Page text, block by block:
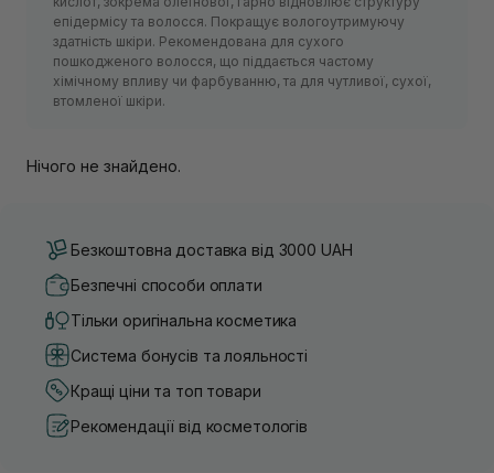
епідермісу та волосся. Покращує вологоутримуючу
здатність шкіри. Рекомендована для сухого
пошкодженого волосся, що піддається частому
хімічному впливу чи фарбуванню, та для чутливої, сухої,
втомленої шкіри.
Нічого не знайдено.
Безкоштовна доставка від 3000 UAH
Безпечні способи оплати
Тільки оригінальна косметика
Система бонусів та лояльності
Кращі ціни та топ товари
Рекомендації від косметологів